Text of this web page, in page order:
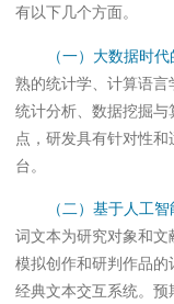
有以下几个方面。
（一）大数据时
熟的统计学、计算语
统计分析、数据挖掘
点，研发具有针对性
台。
（二）基于人工
词文本为研究对象和
模拟创作和研判作品
经典文本交互系统。